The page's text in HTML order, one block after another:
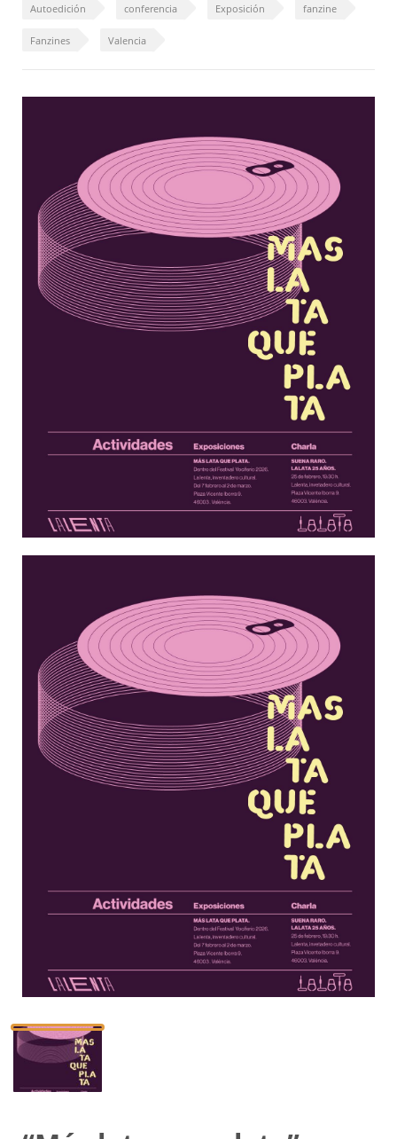
Autoedición conferencia Exposición fanzine
Fanzines Valencia